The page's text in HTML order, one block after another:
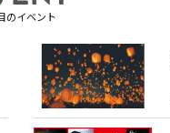
のイベント